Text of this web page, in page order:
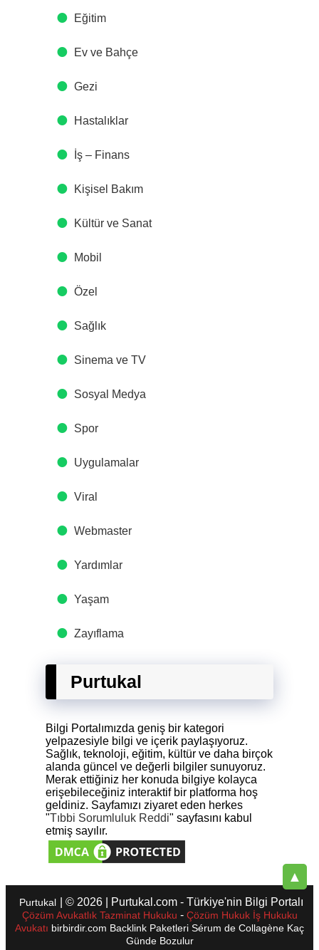
Eğitim
Ev ve Bahçe
Gezi
Hastalıklar
İş – Finans
Kişisel Bakım
Kültür ve Sanat
Mobil
Özel
Sağlık
Sinema ve TV
Sosyal Medya
Spor
Uygulamalar
Viral
Webmaster
Yardımlar
Yaşam
Zayıflama
Purtukal
Bilgi Portalımızda geniş bir kategori
yelpazesiyle bilgi ve içerik paylaşıyoruz.
Sağlık, teknoloji, eğitim, kültür ve daha birçok
alanda güncel ve değerli bilgiler sunuyoruz.
Merak ettiğiniz her konuda bilgiye kolayca
erişebileceğiniz interaktif bir platforma hoş
geldiniz. Sayfamızı ziyaret eden herkes
"Tıbbi Sorumluluk Reddi" sayfasını kabul
etmiş sayılır.
▲
Purtukal | © 2026 | Purtukal.com - Türkiye'nin Bilgi Portalı
Çözüm Avukatlık Tazminat Hukuku - Çözüm Hukuk İş Hukuku
Avukatı birbirdir.com Backlink Paketleri Sérum de Collagène Kaç
Günde Bozulur